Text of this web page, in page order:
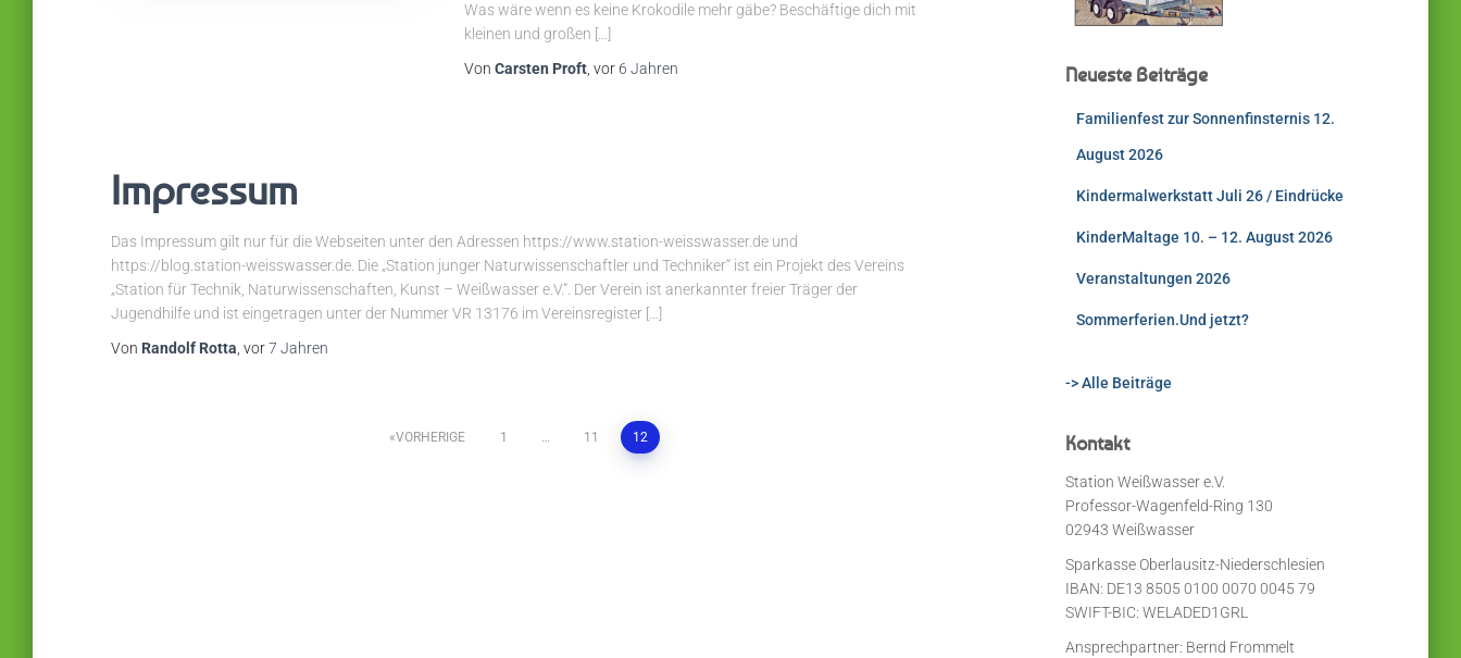
Was wäre wenn es keine Krokodile mehr gäbe? Beschäftige dich mit
kleinen und großen […]
Von Carsten Proft , vor 6 Jahren
Impressum
Das Impressum gilt nur für die Webseiten unter den Adressen https://www.station-weisswasser.de und
https://blog.station-weisswasser.de. Die „Station junger Naturwissenschaftler und Techniker“ ist ein Projekt des Vereins
„Station für Technik, Naturwissenschaften, Kunst – Weißwasser e.V.“. Der Verein ist anerkannter freier Träger der
Jugendhilfe und ist eingetragen unter der Nummer VR 13176 im Vereinsregister […]
Von Randolf Rotta , vor7 Jahren
Seitennummerierung
VORHERIGE 1 … 11 12
Neueste Beiträge
Familienfest zur Sonnenfinsternis 12.
August 2026
Kindermalwerkstatt Juli 26 / Eindrücke
KinderMaltage 10. – 12. August 2026
Veranstaltungen 2026
Sommerferien.Und jetzt?
-> Alle Beiträge
Kontakt
Station Weißwasser e.V.
Professor-Wagenfeld-Ring 130
02943 Weißwasser
Sparkasse Oberlausitz-Niederschlesien
IBAN: DE13 8505 0100 0070 0045 79
SWIFT-BIC: WELADED1GRL
Ansprechpartner: Bernd Frommelt